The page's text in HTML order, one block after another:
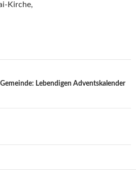
Kirche,
Lebendigen Adventskalender